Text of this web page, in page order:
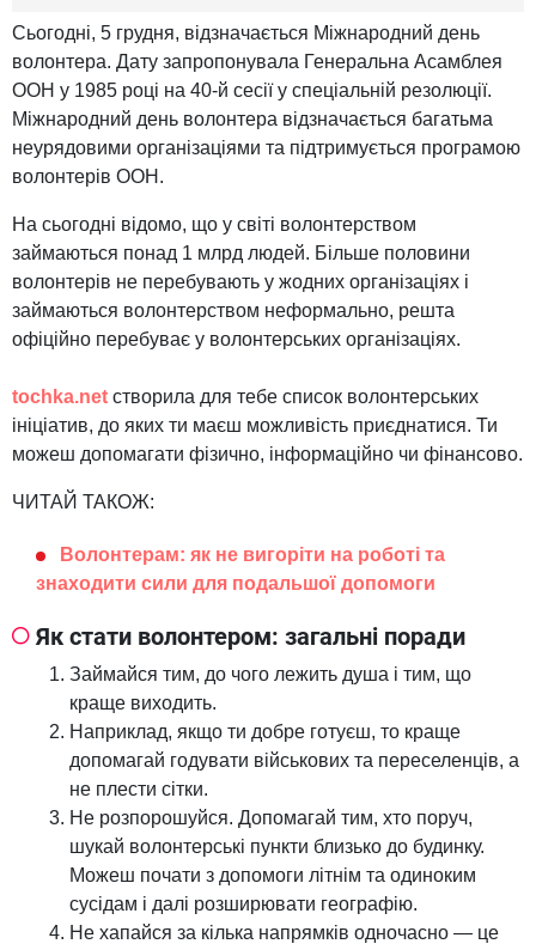
Сьогодні, 5 грудня, відзначається Міжнародний день
волонтера. Дату запропонувала Генеральна Асамблея
ООН у 1985 році на 40-й сесії у спеціальній резолюції.
Міжнародний день волонтера відзначається багатьма
неурядовими організаціями та підтримується програмою
волонтерів ООН.
На сьогодні відомо, що у світі волонтерством
займаються понад 1 млрд людей. Більше половини
волонтерів не перебувають у жодних організаціях і
займаються волонтерством неформально, решта
офіційно перебуває у волонтерських організаціях.
tochka.net створила для тебе список волонтерських
ініціатив, до яких ти маєш можливість приєднатися. Ти
можеш допомагати фізично, інформаційно чи фінансово.
ЧИТАЙ ТАКОЖ:
Волонтерам: як не вигоріти на роботі та
знаходити сили для подальшої допомоги
Як стати волонтером: загальні поради
Займайся тим, до чого лежить душа і тим, що
краще виходить.
Наприклад, якщо ти добре готуєш, то краще
допомагай годувати військових та переселенців, а
не плести сітки.
Не розпорошуйся. Допомагай тим, хто поруч,
шукай волонтерські пункти близько до будинку.
Можеш почати з допомоги літнім та одиноким
сусідам і далі розширювати географію.
Не хапайся за кілька напрямків одночасно — це